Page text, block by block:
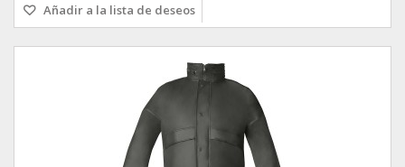
Añadir a la lista de deseos